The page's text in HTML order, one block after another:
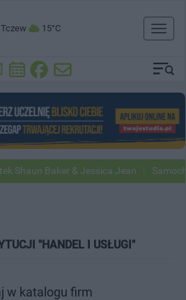
Tczew 15°C
Toggle
Shaun Baker & Jessica Jean
"HANDEL I USŁUGI"
w katalogu firm